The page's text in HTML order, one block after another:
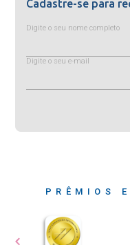
Cadastre-se para
Digite o seu nome completo
Digite o seu e-mail
PRÊMIOS